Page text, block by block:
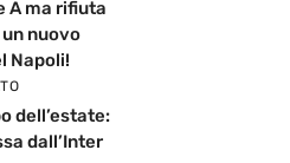
A ma rifiuta
nuovo
Napoli!
dell’estate:
dall’Inter